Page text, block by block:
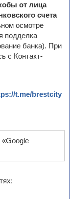
от лица
счета
осмотре
подделка
банка). При
с Контакт-
t.me/brestcity
«Google